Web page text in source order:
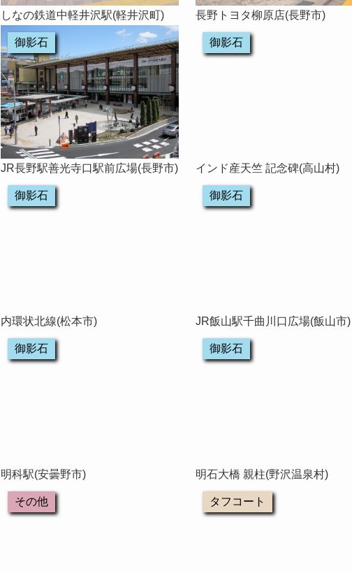
しなの鉄道中軽井沢駅(軽井沢町) 長野トヨタ柳原店(長野市)
JR長野駅善光寺口駅前広場(長野市)
御影石
インド産天竺 記念碑(高山村)
御影石
内環状北線(松本市)
御影石
JR飯山駅千曲川口広場(飯山市)
御影石
明科駅(安曇野市)
御影石
明石大橋 親柱(野沢温泉村)
御影石
その他 タフコート